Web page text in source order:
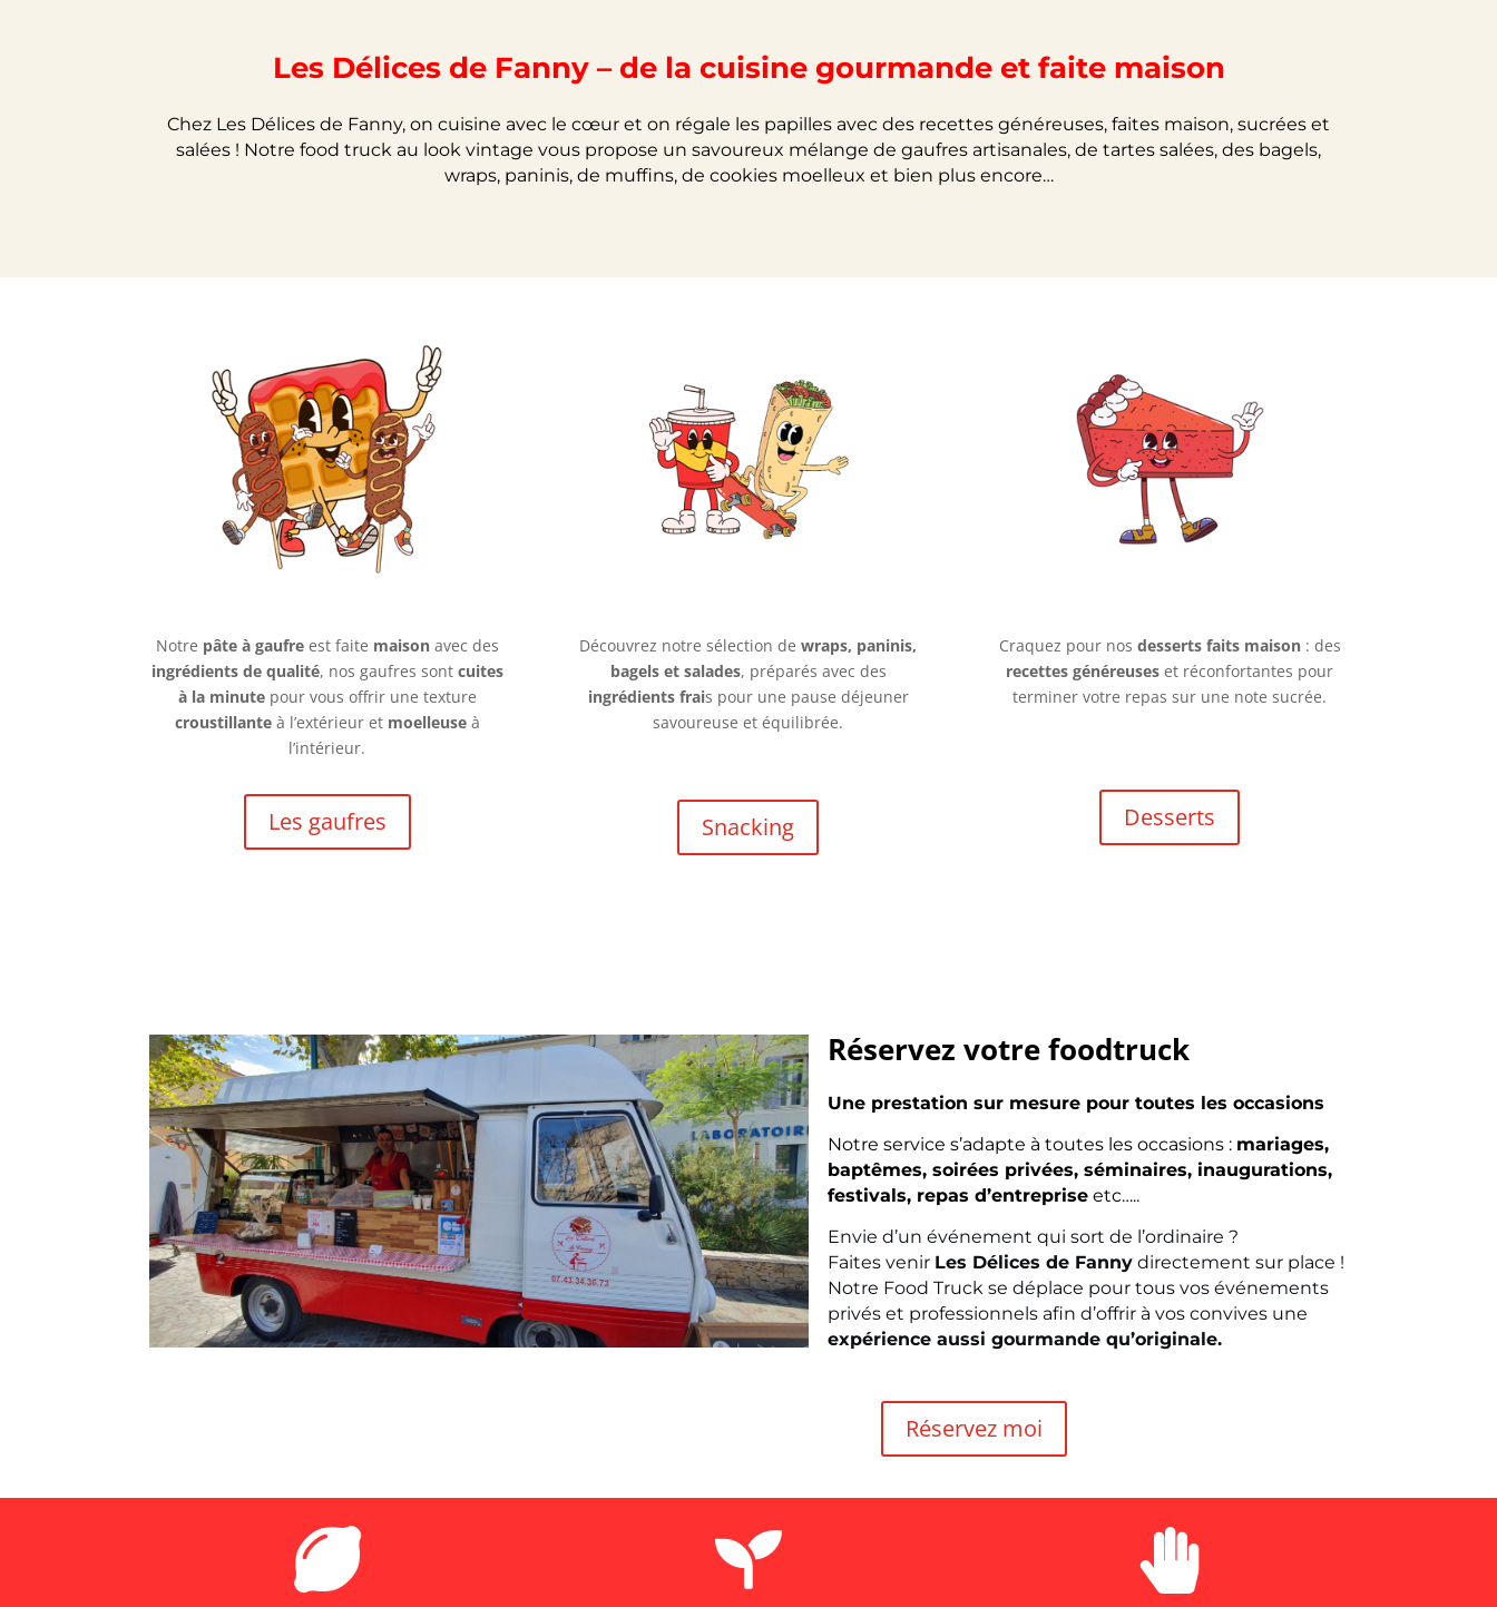
Les Délices de Fanny – de la cuisine gourmande et faite maison
Chez Les Délices de Fanny, on cuisine avec le cœur et on régale les papilles avec des recettes généreuses, faites maison, sucrées et
salées ! Notre food truck au look vintage vous propose un savoureux mélange de gaufres artisanales, de tartes salées, des bagels,
wraps, paninis, de muffins, de cookies moelleux et bien plus encore…
Notre pâte à gaufreest faite maisonavec des
ingrédients de qualité, nos gaufres sont cuites
à la minutepour vous offrir une texture
croustillanteà l’extérieur et moelleuseà
l’intérieur.
Les gaufres
Découvrez notre sélection de wraps, paninis,
bagels et salades, préparés avec des
ingrédients frais pour une pause déjeuner
savoureuse et équilibrée.
Snacking
Craquez pour nos desserts faits maison: des
recettes généreuses et réconfortantes pour
terminer votre repas sur une note sucrée.
Desserts
Réservez votre foodtruck
Une prestation sur mesure pour toutes les occasions
Notre service s’adapte à toutes les occasions : mariages,
baptêmes, soirées privées, séminaires, inaugurations,
festivals, repas d’entreprise etc…..
Envie d’un événement qui sort de l’ordinaire ?
Faites venir Les Délices de Fanny directement sur place !
Notre Food Truck se déplace pour tous vos événements
privés et professionnels afin d’offrir à vos convives une
expérience aussi gourmande qu’originale.
Réservez moi
  